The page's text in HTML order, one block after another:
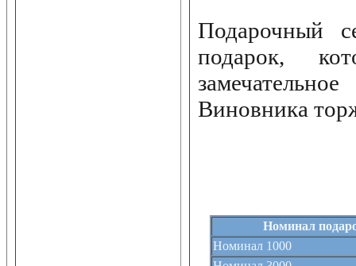
Подарочный
подарок,
Виновника
Номинал
Номинал 1000